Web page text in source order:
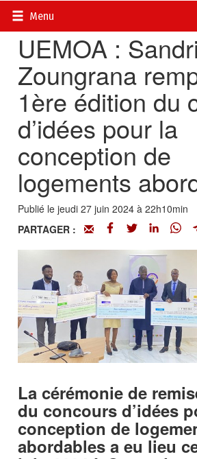
Menu
Accueil>
UEMOA :
Zoungrana
1ère édition du
d’idées pour la
conception de
logements
Publié le jeudi 27 juin 2024 à 22h10min
PARTAGER :
La cérémonie de
du concours d’idées
conception de
abordables a eu lieu